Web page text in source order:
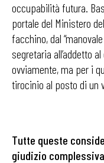
occupabilità futura.
portale del Ministero
facchino, dal
segretaria all’addetto
ovviamente, ma per i
tirocinio al posto di un
Tutte queste
giudizio